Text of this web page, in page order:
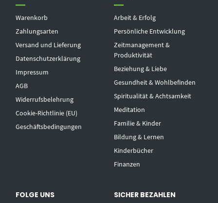
Warenkorb
Zahlungsarten
Versand und Lieferung
Datenschutzerklärung
Impressum
AGB
Widerrufsbelehrung
Cookie-Richtlinie (EU)
Geschäftsbedingungen
Arbeit & Erfolg
Persönliche Entwicklung
Zeitmanagement &
Produktivität
Beziehung & Liebe
Gesundheit & Wohlbefinden
Spiritualität & Achtsamkeit
Meditation
Familie & Kinder
Bildung & Lernen
Kinderbücher
Finanzen
FOLGE UNS SICHER BEZAHLEN